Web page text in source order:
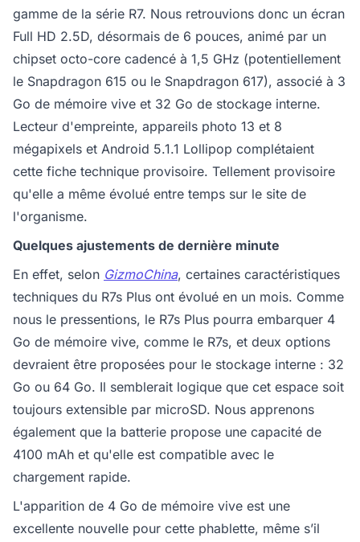
gamme de la série R7. Nous retrouvions donc un écran
Full HD 2.5D, désormais de 6 pouces, animé par un
chipset octo-core cadencé à 1,5 GHz (potentiellement
le Snapdragon 615 ou le Snapdragon 617), associé à 3
Go de mémoire vive et 32 Go de stockage interne.
Lecteur d'empreinte, appareils photo 13 et 8
mégapixels et Android 5.1.1 Lollipop complétaient
cette fiche technique provisoire. Tellement provisoire
qu'elle a même évolué entre temps sur le site de
l'organisme.
Quelques ajustements de dernière minute
En effet, selon GizmoChina, certaines caractéristiques
techniques du R7s Plus ont évolué en un mois. Comme
nous le pressentions, le R7s Plus pourra embarquer 4
Go de mémoire vive, comme le R7s, et deux options
devraient être proposées pour le stockage interne : 32
Go ou 64 Go. Il semblerait logique que cet espace soit
toujours extensible par microSD. Nous apprenons
également que la batterie propose une capacité de
4100 mAh et qu'elle est compatible avec le
chargement rapide.
L'apparition de 4 Go de mémoire vive est une
excellente nouvelle pour cette phablette, même s’il